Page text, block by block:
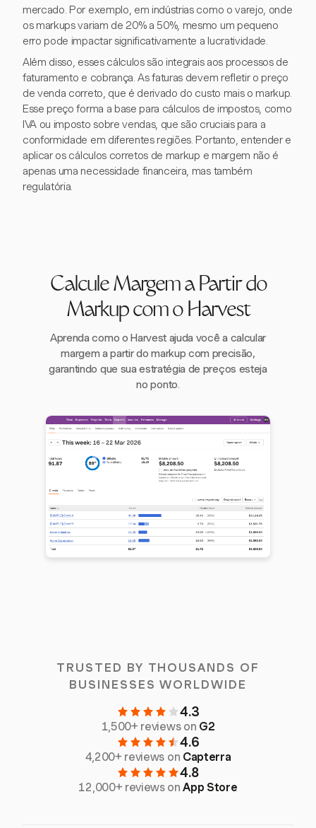
mercado. Por exemplo, em indústrias como o varejo, onde
os markups variam de 20% a 50%, mesmo um pequeno
erro pode impactar significativamente a lucratividade.
Além disso, esses cálculos são integrais aos processos de
faturamento e cobrança. As faturas devem refletir o preço
de venda correto, que é derivado do custo mais o markup.
Esse preço forma a base para cálculos de impostos, como
IVA ou imposto sobre vendas, que são cruciais para a
conformidade em diferentes regiões. Portanto, entender e
aplicar os cálculos corretos de markup e margem não é
apenas uma necessidade financeira, mas também
regulatória.
Calcule Margem a Partir do
Markup com o Harvest
Aprenda como o Harvest ajuda você a calcular
margem a partir do markup com precisão,
garantindo que sua estratégia de preços esteja
no ponto.
TRUSTED BY THOUSANDS OF
BUSINESSES WORLDWIDE
4.3
1,500+ reviews on G2
4.6
4,200+ reviews on Capterra
4.8
12,000+ reviews onApp Store